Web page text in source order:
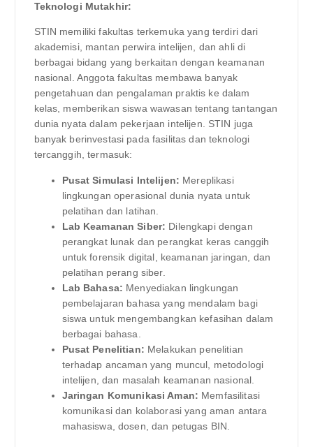
Teknologi Mutakhir:
STIN memiliki fakultas terkemuka yang terdiri dari
akademisi, mantan perwira intelijen, dan ahli di
berbagai bidang yang berkaitan dengan keamanan
nasional. Anggota fakultas membawa banyak
pengetahuan dan pengalaman praktis ke dalam
kelas, memberikan siswa wawasan tentang tantangan
dunia nyata dalam pekerjaan intelijen. STIN juga
banyak berinvestasi pada fasilitas dan teknologi
tercanggih, termasuk:
Pusat Simulasi Intelijen: Mereplikasi
lingkungan operasional dunia nyata untuk
pelatihan dan latihan.
Lab Keamanan Siber: Dilengkapi dengan
perangkat lunak dan perangkat keras canggih
untuk forensik digital, keamanan jaringan, dan
pelatihan perang siber.
Lab Bahasa: Menyediakan lingkungan
pembelajaran bahasa yang mendalam bagi
siswa untuk mengembangkan kefasihan dalam
berbagai bahasa.
Pusat Penelitian: Melakukan penelitian
terhadap ancaman yang muncul, metodologi
intelijen, dan masalah keamanan nasional.
Jaringan Komunikasi Aman: Memfasilitasi
komunikasi dan kolaborasi yang aman antara
mahasiswa, dosen, dan petugas BIN.